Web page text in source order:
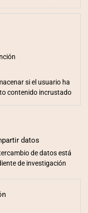
si el usuario ha
contenido incrustado
datos
de datos está
de investigación